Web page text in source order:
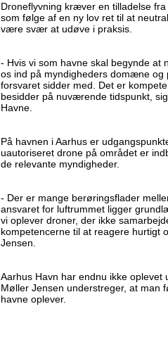
Droneflyvning kræver en tilladelse
som følge af en ny lov ret til at
være svær at udøve i praksis.
- Hvis vi som havne skal begynde
os ind på myndigheders domæne og
forsvaret sidder med. Det er
besidder på nuværende tidspunkt,
Havne.
På havnen i Aarhus er
uautoriseret drone på området er
de relevante myndigheder.
- Der er mange berøringsflader
ansvaret for luftrummet ligger
vi oplever droner, der ikke
kompetencerne til at reagere hurtigt
Jensen.
Aarhus Havn har endnu ikke
Møller Jensen understreger, at man
havne oplever.